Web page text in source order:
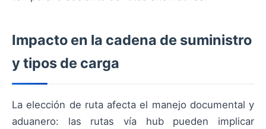
Impacto en la cadena de suministro
y tipos de carga
La elección de ruta afecta el manejo documental y
aduanero: las rutas vía hub pueden implicar